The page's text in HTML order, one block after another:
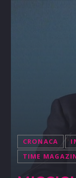
CRONACA
TIME